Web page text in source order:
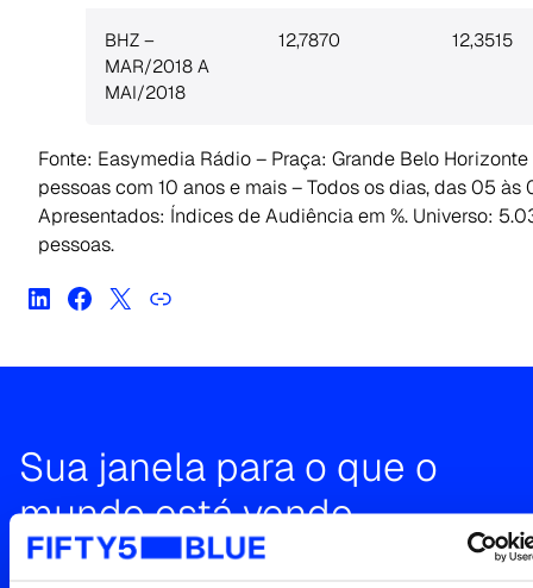
BHZ –
MAR/2018 A
MAI/2018
12,7870 12,3515
Fonte: Easymedia Rádio – Praça: Grande Belo Horizonte
pessoas com 10 anos e mais – Todos os dias, das 05 às
Apresentados: Índices de Audiência em %. Universo:
pessoas.
Sua janela para o que o
mundo está vendo
Entre em contato para uma